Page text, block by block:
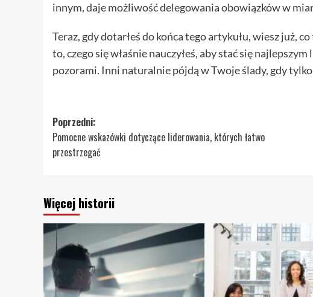
innym, daje możliwość delegowania obowiązków w
Teraz, gdy dotarłeś do końca tego artykułu, wiesz już,
to, czego się właśnie nauczyłeś, aby stać się
pozorami. Inni naturalnie pójdą w Twoje ślady, gdy
Zobacz
wpisy
Poprzedni:
Pomocne wskazówki dotyczące liderowania, których łatwo
przestrzegać
Więcej historii